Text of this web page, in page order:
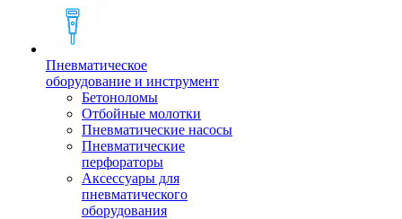
Пневматическое
оборудование и инструмент
Бетоноломы
Отбойные молотки
Пневматические насосы
Пневматические
перфораторы
Аксессуары для
пневматического
оборудования